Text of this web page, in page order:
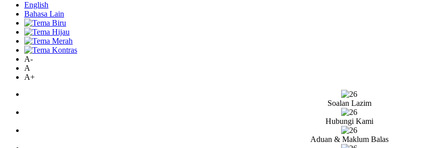
English
Bahasa Lain
A-
A
A+
Soalan Lazim
Hubungi Kami
Aduan & Maklum Balas